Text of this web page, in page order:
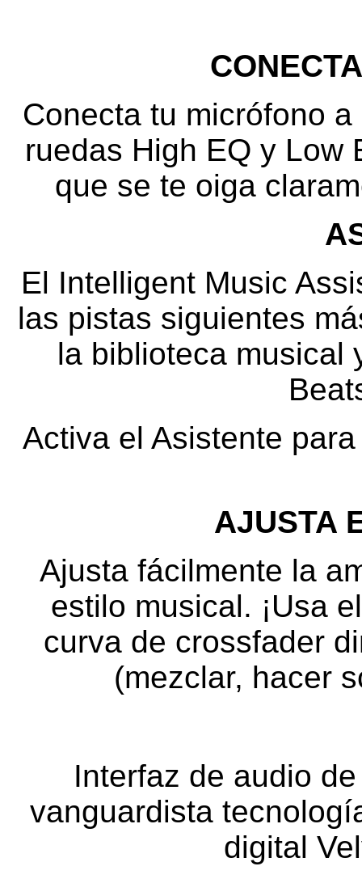
Conecta tu micrófono
ruedas High EQ y Low
que se te oiga
El Intelligent Music
las pistas siguientes
la biblioteca musical
Activa el Asistente
AJUSTA
Ajusta fácilmente la
estilo musical. ¡Usa
curva de crossfader
(mezclar, hacer
Interfaz de audio
vanguardista
digital